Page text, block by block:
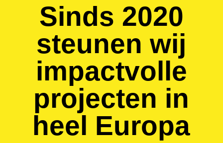
Sinds 2020
steunen wij
impactvolle
projecten in
heel Europa